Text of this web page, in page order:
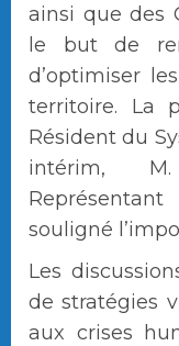
ainsi que des
le but de
d’optimiser
territoire. La
Résident du
intérim,
souligné
Les
de stratégies
aux crises